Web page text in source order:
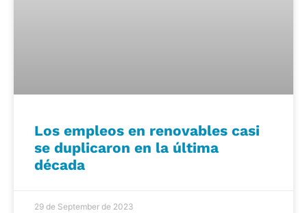
Los empleos en renovables casi
se duplicaron en la última
década
29 de September de 2023